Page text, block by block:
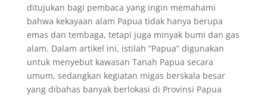
ditujukan bagi pembaca yang ingin memahami
bahwa kekayaan alam Papua tidak hanya berupa
emas dan tembaga, tetapi juga minyak bumi dan gas
alam. Dalam artikel ini, istilah “Papua” digunakan
untuk menyebut kawasan Tanah Papua secara
umum, sedangkan kegiatan migas berskala besar
yang dibahas banyak berlokasi di Provinsi Papua